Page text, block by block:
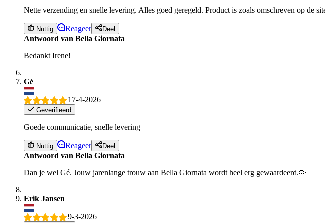
Nette verzending en snelle levering. Alles goed geregeld. Product is zoals omschreven op de
Nuttig Reageer Deel
Antwoord van Bella Giornata
Bedankt Irene!
Gé
17-4-2026
Geverifieerd
Goede communicatie, snelle levering
Nuttig Reageer Deel
Antwoord van Bella Giornata
Dan je wel Gé. Jouw jarenlange trouw aan Bella Giornata wordt heel erg gewaardeerd.🥳
Erik Jansen
9-3-2026